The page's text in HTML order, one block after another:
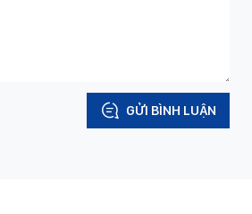
GỬI BÌNH LUẬN